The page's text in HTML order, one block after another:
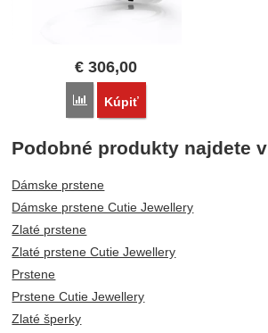
€ 306,00
Porovnať
Kúpiť
Podobné produkty najdete v
Dámske prstene
Dámske prstene Cutie Jewellery
Zlaté prstene
Zlaté prstene Cutie Jewellery
Prstene
Prstene Cutie Jewellery
Zlaté šperky